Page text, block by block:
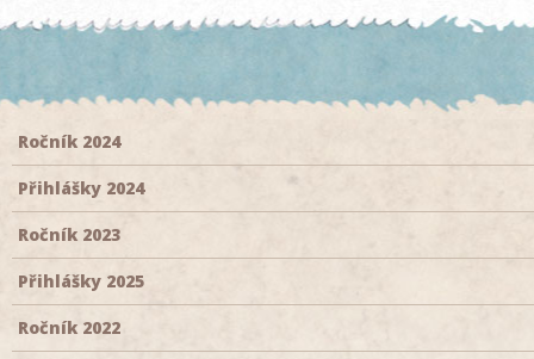
Ročník 2024
Přihlášky 2024
Ročník 2023
Přihlášky 2025
Ročník 2022